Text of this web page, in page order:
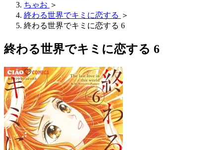
ちゃお ＞
終わる世界でキミに恋する ＞
終わる世界でキミに恋する 6
終わる世界でキミに恋する 6